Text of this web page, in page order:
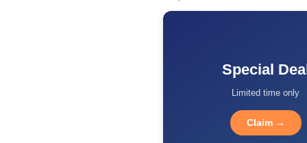
Special
Limited time only
Claim →